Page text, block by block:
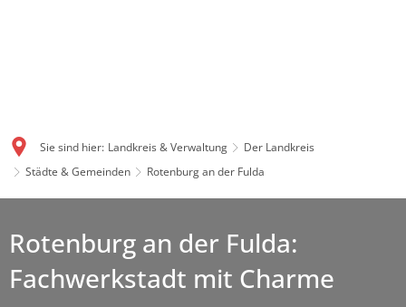
Sie sind hier: Landkreis & Verwaltung
Der Landkreis
Städte & Gemeinden
Rotenburg an der Fulda
Rotenburg an der Fulda:
Fachwerkstadt mit Charme